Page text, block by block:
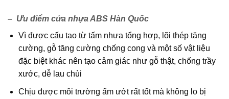
– Ưu điểm cửa nhựa ABS Hàn Quốc
Vì được cấu tạo từ tấm nhựa tổng hợp, lõi thép tăng
cường, gỗ tăng cường chống cong và một số vật liệu
đặc biệt khác nên tạo cảm giác như gỗ thật, chống trầy
xước, dễ lau chùi
Chịu được môi trường ẩm ướt rất tốt mà không lo bị